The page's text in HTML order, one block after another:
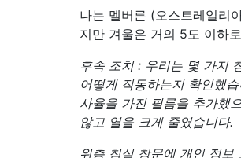
나는 멜버른 (오스트레일리
지만 겨울은 거의 5도 이하
후속 조치 : 우리는 몇 가지
어떻게 작동하는지 확인했
사율을 가진 필름을 추가했
않고 열을 크게 줄였습니다.
위층 침실 창문에 개인 정보